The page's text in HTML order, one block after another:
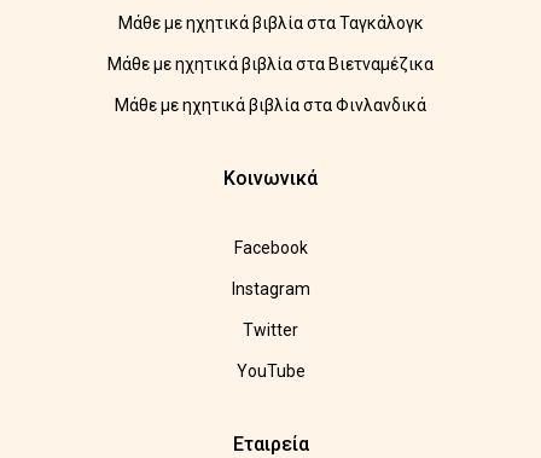
Μάθε με ηχητικά βιβλία στα Ταγκάλογκ
Μάθε με ηχητικά βιβλία στα Βιετναμέζικα
Μάθε με ηχητικά βιβλία στα Φινλανδικά
Κοινωνικά
Facebook
Instagram
Twitter
YouTube
Εταιρεία